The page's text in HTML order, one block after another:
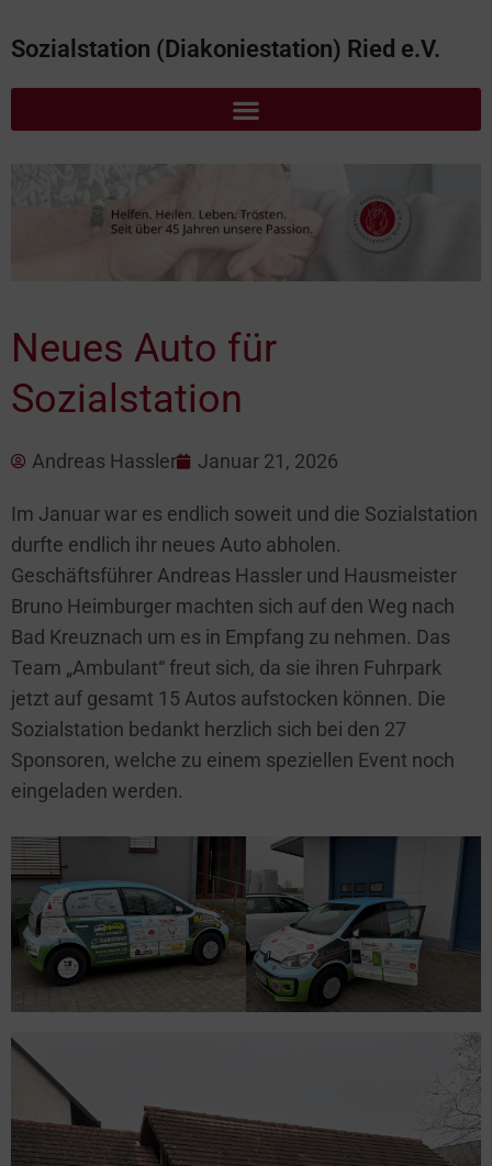
Sozialstation (Diakoniestation) Ried e.V.
Neues Auto für
Sozialstation
Andreas Hassler Januar 21, 2026
Im Januar war es endlich soweit und die Sozialstation
durfte endlich ihr neues Auto abholen.
Geschäftsführer Andreas Hassler und Hausmeister
Bruno Heimburger machten sich auf den Weg nach
Bad Kreuznach um es in Empfang zu nehmen. Das
Team „Ambulant“ freut sich, da sie ihren Fuhrpark
jetzt auf gesamt 15 Autos aufstocken können. Die
Sozialstation bedankt herzlich sich bei den 27
Sponsoren, welche zu einem speziellen Event noch
eingeladen werden.